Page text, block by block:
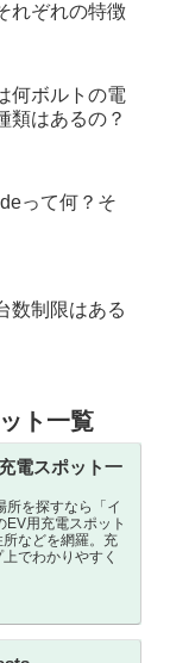
れぞれの特徴
何ボルトの電
類はあるの？
って何？そ
数制限はある
ト一覧
電スポット一
所を探すなら「イ
EV用充電スポット
などを網羅。充
でわかりやすく